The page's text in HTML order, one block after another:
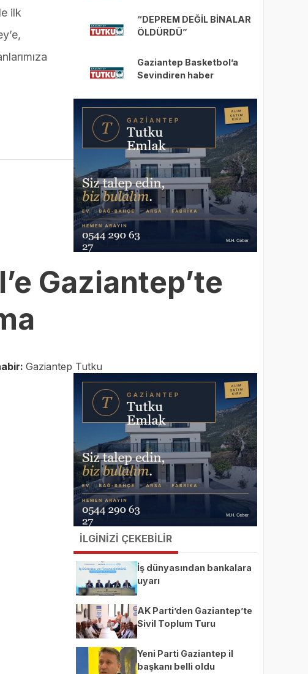
ilk
“DEPREM DEĞİL BİNALAR
ÖLDÜRDÜ”
Gaziantep Basketbol’a
Sevindiren haber
Gaziantep’te
Gaziantep Tutku
İLGİNİZİ ÇEKEBİLİR
İş dünyasından bankalara
uyarı
AK Parti’den Gaziantep’te
Sivil Toplum Turu
Yeni Parti Gaziantep il
başkanı belli oldu